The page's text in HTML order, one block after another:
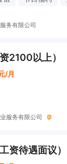
务有限公司
2100以上）
/月
服务有限公司
资待遇面议）